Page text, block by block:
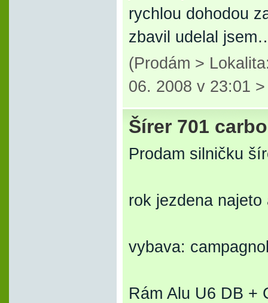
rychlou dohodou
zbavil udelal
(Prodám >
06. 2008 v 23:01
Šírer 701
Prodam silničku
rok jezdena najeto
vybava:
Rám Alu U6 DB +